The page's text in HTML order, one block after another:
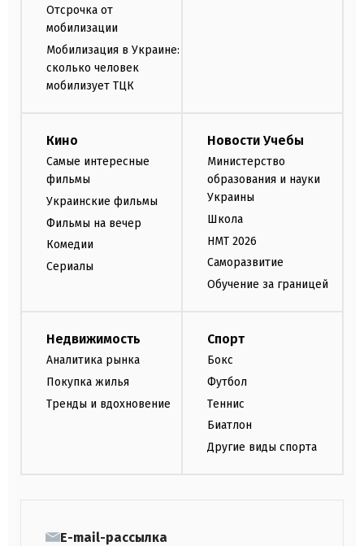
Отсрочка от
мобилизации
Мобилизация в Украине:
сколько человек
мобилизует ТЦК
Кино
Самые интересные
фильмы
Украинские фильмы
Фильмы на вечер
Комедии
Сериалы
Новости Учебы
Министерство
образования и науки
Украины
Школа
НМТ 2026
Саморазвитие
Обучение за границей
Недвижимость
Аналитика рынка
Покупка жилья
Тренды и вдохновение
Спорт
Бокс
Футбол
Теннис
Биатлон
Другие виды спорта
E-mail-рассылка